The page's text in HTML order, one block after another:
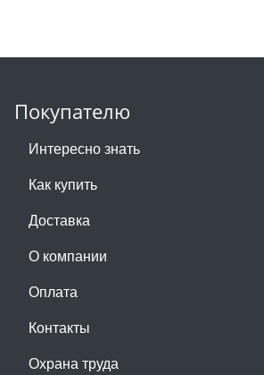
Покупателю
Интересно знать
Как купить
Доставка
О компании
Оплата
Контакты
Охрана труда